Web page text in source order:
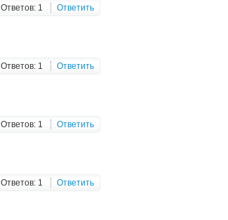
Ответов: 1 Ответить
Ответов: 1 Ответить
Ответов: 1 Ответить
Ответов: 1 Ответить